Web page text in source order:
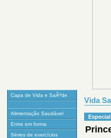
Capa de Vida e SaÃºde
Alimentação Saudável
Entre em forma
Séries de exercícios
Vida